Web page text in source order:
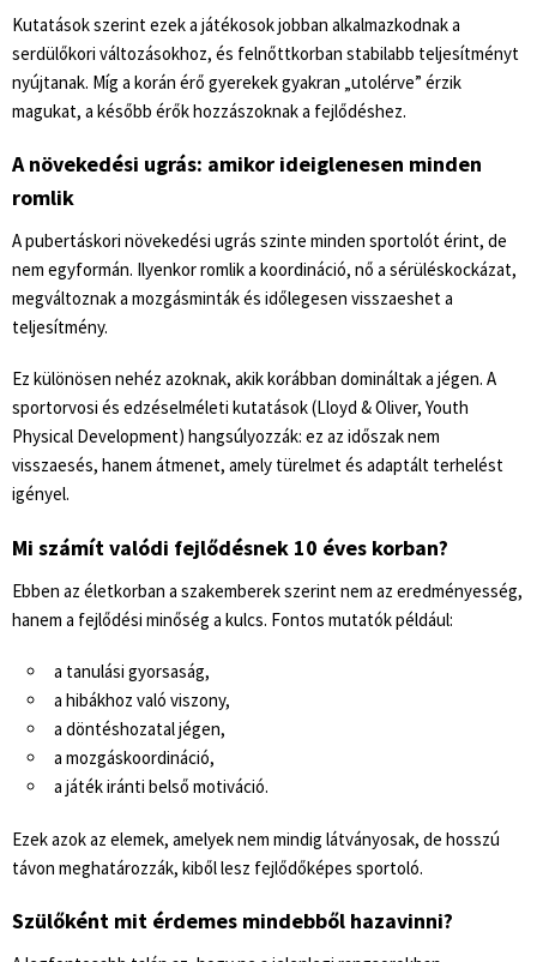
Kutatások szerint ezek a játékosok jobban alkalmazkodnak a
serdülőkori változásokhoz, és felnőttkorban stabilabb teljesítményt
nyújtanak. Míg a korán érő gyerekek gyakran „utolérve” érzik
magukat, a később érők hozzászoknak a fejlődéshez.
A növekedési ugrás: amikor ideiglenesen minden
romlik
A pubertáskori növekedési ugrás szinte minden sportolót érint, de
nem egyformán. Ilyenkor romlik a koordináció, nő a sérüléskockázat,
megváltoznak a mozgásminták és időlegesen visszaeshet a
teljesítmény.
Ez különösen nehéz azoknak, akik korábban domináltak a jégen. A
sportorvosi és edzéselméleti kutatások (Lloyd & Oliver, Youth
Physical Development) hangsúlyozzák: ez az időszak nem
visszaesés, hanem átmenet, amely türelmet és adaptált terhelést
igényel.
Mi számít valódi fejlődésnek 10 éves korban?
Ebben az életkorban a szakemberek szerint nem az eredményesség,
hanem a fejlődési minőség a kulcs. Fontos mutatók például:
a tanulási gyorsaság,
a hibákhoz való viszony,
a döntéshozatal jégen,
a mozgáskoordináció,
a játék iránti belső motiváció.
Ezek azok az elemek, amelyek nem mindig látványosak, de hosszú
távon meghatározzák, kiből lesz fejlődőképes sportoló.
Szülőként mit érdemes mindebből hazavinni?